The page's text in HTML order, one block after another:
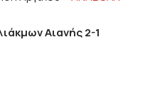
Αιανής2-1